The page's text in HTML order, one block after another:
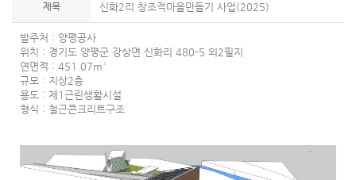
제목 신화2리 창조적마을만들기 사업(2025)
발주처 : 양평공사
위치 : 경기도 양평군 강상면 신화리 480-5 외2필지
연면적 : 451.07m²
규모 : 지상2층
용도 : 제1근린생활시설
형식 : 철근콘크리트구조